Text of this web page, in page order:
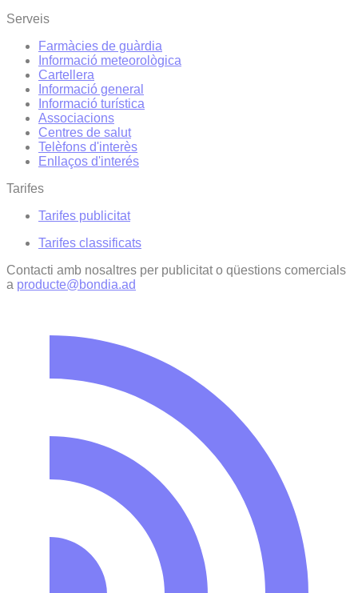
Serveis
Farmàcies de guàrdia
Informació meteorològica
Cartellera
Informació general
Informació turística
Associacions
Centres de salut
Telèfons d'interès
Enllaços d'interés
Tarifes
Tarifes publicitat
Tarifes classificats
Contacti amb nosaltres per publicitat o qüestions comercials
a producte@bondia.ad